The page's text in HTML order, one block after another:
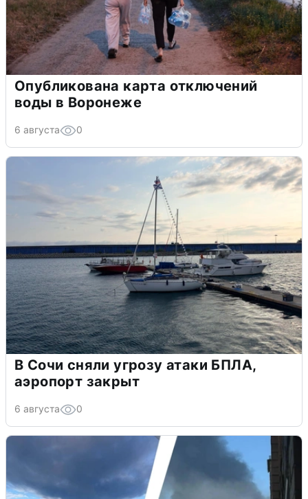
Опубликована карта отключений
воды в Воронеже
6 августа 0
В Сочи сняли угрозу атаки БПЛА,
аэропорт закрыт
6 августа 0